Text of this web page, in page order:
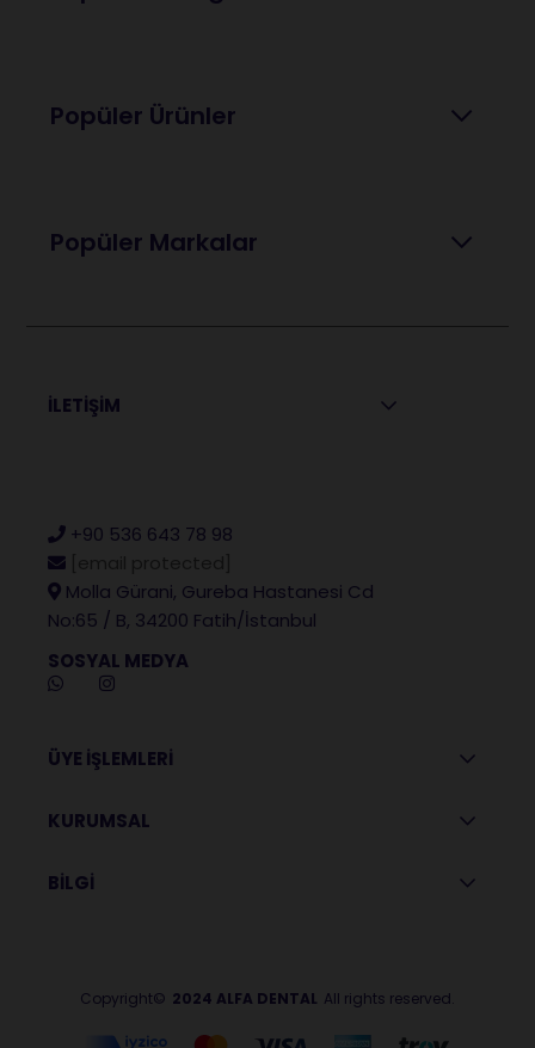
Popüler Ürünler
Popüler Markalar
İLETİŞİM
+90 536 643 78 98
Molla Gürani, Gureba Hastanesi Cd
No:65 / B, 34200 Fatih/İstanbul
SOSYAL MEDYA
ÜYE İŞLEMLERİ
KURUMSAL
BİLGİ
Copyright© 2024 ALFA DENTAL All rights reserved.